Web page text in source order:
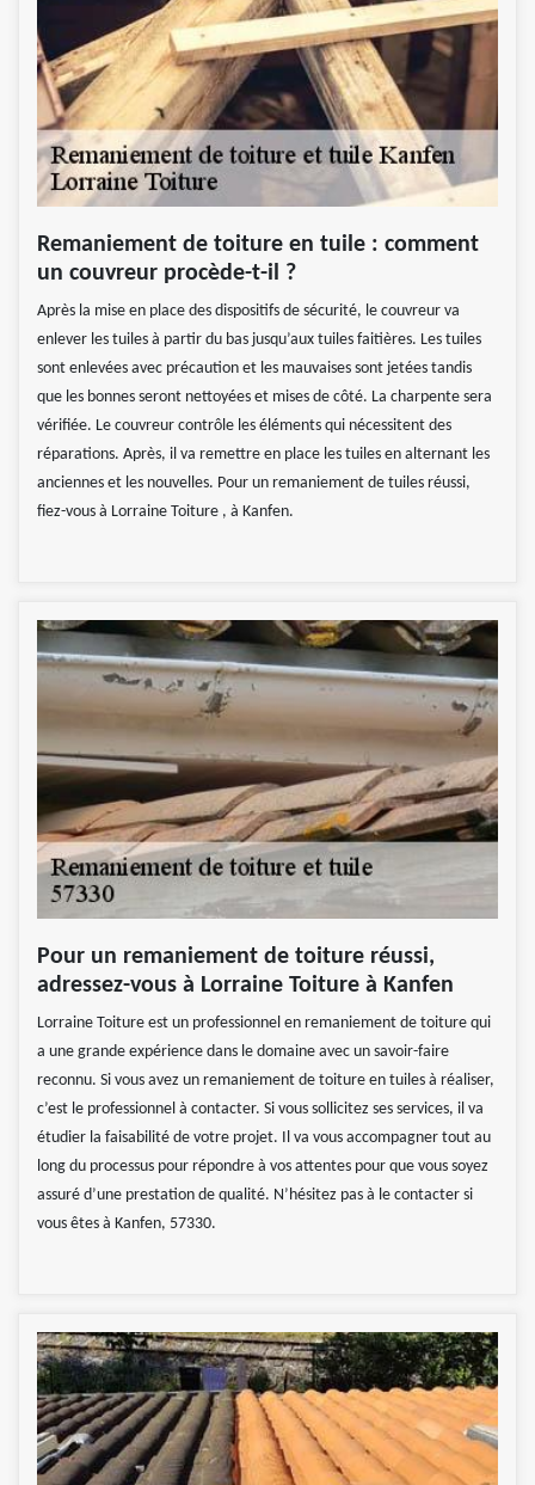
Remaniement de toiture en tuile : comment
un couvreur procède-t-il ?
Après la mise en place des dispositifs de sécurité, le couvreur va
enlever les tuiles à partir du bas jusqu’aux tuiles faitières. Les tuiles
sont enlevées avec précaution et les mauvaises sont jetées tandis
que les bonnes seront nettoyées et mises de côté. La charpente sera
vérifiée. Le couvreur contrôle les éléments qui nécessitent des
réparations. Après, il va remettre en place les tuiles en alternant les
anciennes et les nouvelles. Pour un remaniement de tuiles réussi,
fiez-vous à Lorraine Toiture , à Kanfen.
Pour un remaniement de toiture réussi,
adressez-vous à Lorraine Toiture à Kanfen
Lorraine Toiture est un professionnel en remaniement de toiture qui
a une grande expérience dans le domaine avec un savoir-faire
reconnu. Si vous avez un remaniement de toiture en tuiles à réaliser,
c’est le professionnel à contacter. Si vous sollicitez ses services, il va
étudier la faisabilité de votre projet. Il va vous accompagner tout au
long du processus pour répondre à vos attentes pour que vous soyez
assuré d’une prestation de qualité. N’hésitez pas à le contacter si
vous êtes à Kanfen, 57330.